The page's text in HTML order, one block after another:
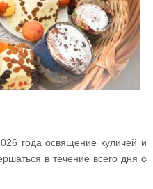
года освящение куличей и
в течение всего дняс